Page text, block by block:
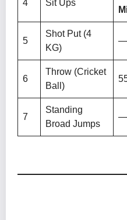
4 Sit Ups
5
Shot Put (4
KG)
—
6
Throw (Cricket
Ball)
7
Standing
Broad Jumps
—